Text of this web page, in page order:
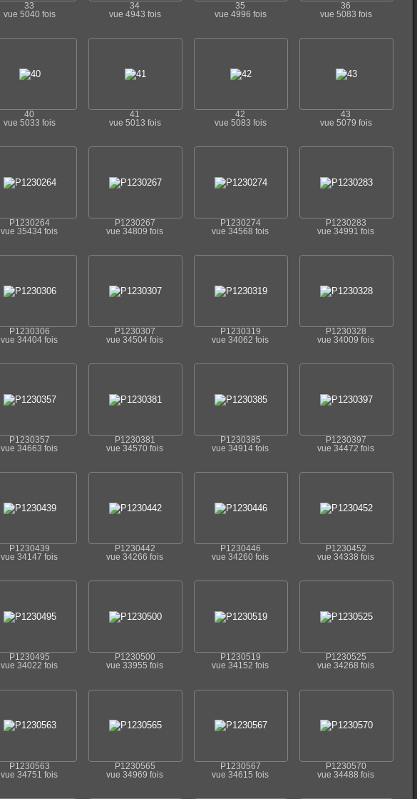
33
vue 5040 fois
34
vue 4943 fois
35
vue 4996 fois
36
vue 5083 fois
40
vue 5033 fois
41
vue 5013 fois
42
vue 5083 fois
43
vue 5079 fois
P1230264
vue 35434 fois
P1230267
vue 34809 fois
P1230274
vue 34568 fois
P1230283
vue 34991 fois
P1230306
vue 34404 fois
P1230307
vue 34504 fois
P1230319
vue 34062 fois
P1230328
vue 34009 fois
P1230357
vue 34663 fois
P1230381
vue 34570 fois
P1230385
vue 34914 fois
P1230397
vue 34472 fois
P1230439
vue 34147 fois
P1230442
vue 34266 fois
P1230446
vue 34260 fois
P1230452
vue 34338 fois
P1230495
vue 34022 fois
P1230500
vue 33955 fois
P1230519
vue 34152 fois
P1230525
vue 34268 fois
P1230563
vue 34751 fois
P1230565
vue 34969 fois
P1230567
vue 34615 fois
P1230570
vue 34488 fois